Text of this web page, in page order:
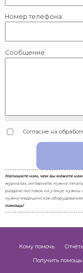
Номер телефона:
Сообщение:
Cогласие на
Напишите нам, чем вы можете нам
журналах, интернете; нужна
раздаче листовок на улице;
нужно медицинское
помощь!
Кому помочь
Получить помощь